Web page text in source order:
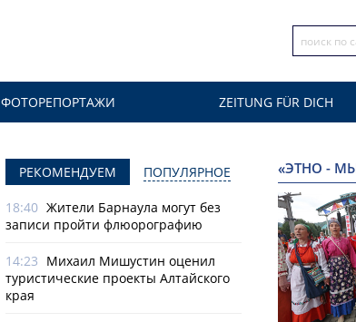
ФОТОРЕПОРТАЖИ ZEITUNG FÜR DICH
РЕКОМЕНДУЕМ ПОПУЛЯРНОЕ
18:40 Жители Барнаула могут без
записи пройти флюорографию
14:23 Михаил Мишустин оценил
туристические проекты Алтайского
края
«ЭТНО -